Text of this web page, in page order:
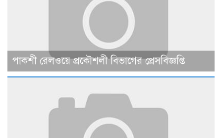
পাকশী রেলওয়ে প্রকৌশলী বিভাগের প্রেসবিজ্ঞপ্তি